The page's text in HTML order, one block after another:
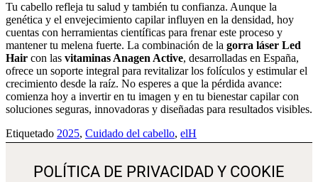
Tu cabello refleja tu salud y también tu confianza. Aunque la
genética y el envejecimiento capilar influyen en la densidad, hoy
cuentas con herramientas científicas para frenar este proceso y
mantener tu melena fuerte. La combinación de la gorra láser Led
Hair con las vitaminas Anagen Active, desarrolladas en España,
ofrece un soporte integral para revitalizar los folículos y estimular el
crecimiento desde la raíz. No esperes a que la pérdida avance:
comienza hoy a invertir en tu imagen y en tu bienestar capilar con
soluciones seguras, innovadoras y diseñadas para resultados visibles.
Etiquetado 2025, Cuidado del cabello, elH
POLÍTICA DE PRIVACIDAD Y COOKIE